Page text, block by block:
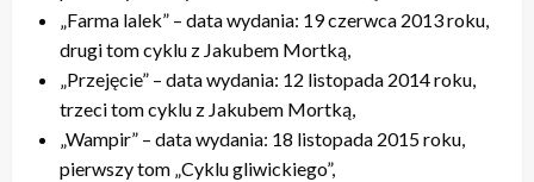
„Farma lalek” – data wydania: 19 czerwca 2013 roku,
drugi tom cyklu z Jakubem Mortką,
„Przejęcie” – data wydania: 12 listopada 2014 roku,
trzeci tom cyklu z Jakubem Mortką,
„Wampir” – data wydania: 18 listopada 2015 roku,
pierwszy tom „Cyklu gliwickiego”,